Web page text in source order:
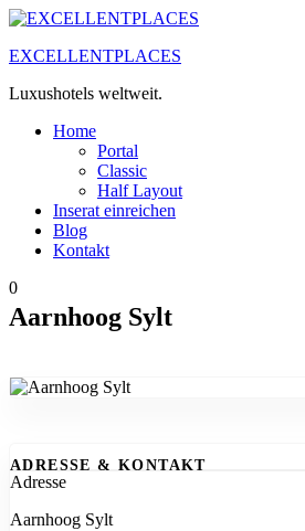
Zum
springen
EXCELLENTPLACES
Luxushotels weltweit.
Home
Portal
Classic
Half Layout
Inserat einreichen
Blog
Kontakt
0
Aarnhoog Sylt
ADRESSE & KONTAKT
Adresse
Aarnhoog Sylt